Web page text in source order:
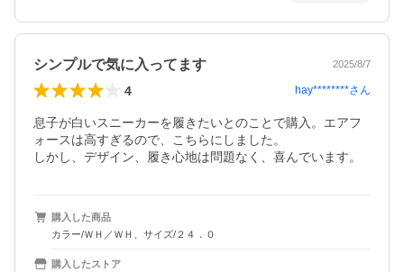
シンプルで気に入ってます 2025/8/7
4 hay********さん
息子が白いスニーカーを履きたいとのことで購入。エアフ
ォースは高すぎるので、こちらにしました。
しかし、デザイン、履き心地は問題なく、喜んでいます。
購入した商品
カラー/ＷＨ／ＷＨ、サイズ/２４．０
購入したストア